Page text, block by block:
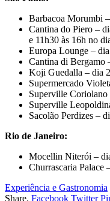
Barbacoa Morumbi
Cantina do Piero –
e 11h30 às 16h no
Europa Lounge –
Cantina di Bergamo
Koji Guedalla – dia
Supermercado
Superville Coriolano
Superville
Sacolão Perdizes –
Rio de Janeiro:
Mocellin Niterói –
Churrascaria Palace
Experiência e Gastronomia
Share. Facebook Twitter